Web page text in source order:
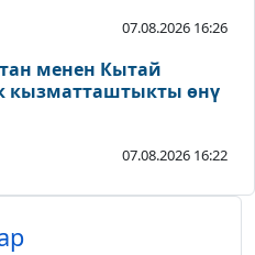
07.08.2026 16:26
менен Кытай
кызматташтыкты өнү
07.08.2026 16:22